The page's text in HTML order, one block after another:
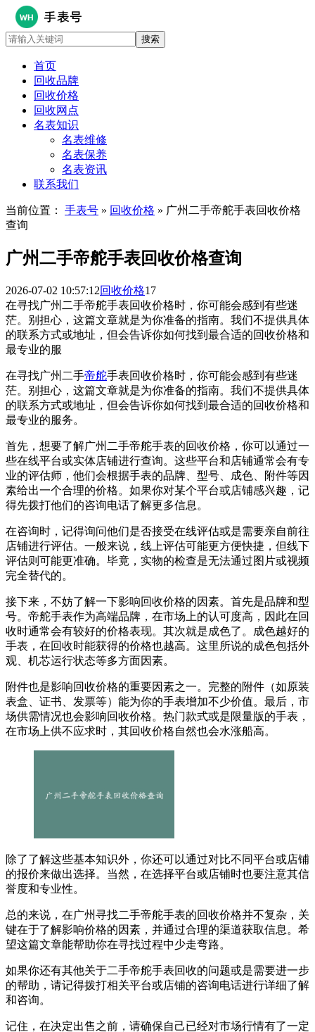
首页
回收品牌
回收价格
回收网点
名表知识
名表维修
名表保养
名表资讯
联系我们
当前位置： 手表号 » 回收价格 » 广州二手帝舵手表回收价格
查询
广州二手帝舵手表回收价格查询
2026-07-02 10:57:12回收价格17
在寻找广州二手帝舵手表回收价格时，你可能会感到有些迷
茫。别担心，这篇文章就是为你准备的指南。我们不提供具体
的联系方式或地址，但会告诉你如何找到最合适的回收价格和
最专业的服
在寻找广州二手帝舵手表回收价格时，你可能会感到有些迷
茫。别担心，这篇文章就是为你准备的指南。我们不提供具体
的联系方式或地址，但会告诉你如何找到最合适的回收价格和
最专业的服务。
首先，想要了解广州二手帝舵手表的回收价格，你可以通过一
些在线平台或实体店铺进行查询。这些平台和店铺通常会有专
业的评估师，他们会根据手表的品牌、型号、成色、附件等因
素给出一个合理的价格。如果你对某个平台或店铺感兴趣，记
得先拨打他们的咨询电话了解更多信息。
在咨询时，记得询问他们是否接受在线评估或是需要亲自前往
店铺进行评估。一般来说，线上评估可能更方便快捷，但线下
评估则可能更准确。毕竟，实物的检查是无法通过图片或视频
完全替代的。
接下来，不妨了解一下影响回收价格的因素。首先是品牌和型
号。帝舵手表作为高端品牌，在市场上的认可度高，因此在回
收时通常会有较好的价格表现。其次就是成色了。成色越好的
手表，在回收时能获得的价格也越高。这里所说的成色包括外
观、机芯运行状态等多方面因素。
附件也是影响回收价格的重要因素之一。完整的附件（如原装
表盒、证书、发票等）能为你的手表增加不少价值。最后，市
场供需情况也会影响回收价格。热门款式或是限量版的手表，
在市场上供不应求时，其回收价格自然也会水涨船高。
除了了解这些基本知识外，你还可以通过对比不同平台或店铺
的报价来做出选择。当然，在选择平台或店铺时也要注意其信
誉度和专业性。
总的来说，在广州寻找二手帝舵手表的回收价格并不复杂，关
键在于了解影响价格的因素，并通过合理的渠道获取信息。希
望这篇文章能帮助你在寻找过程中少走弯路。
如果你还有其他关于二手帝舵手表回收的问题或是需要进一步
的帮助，请记得拨打相关平台或店铺的咨询电话进行详细了解
和咨询。
记住，在决定出售之前，请确保自己已经对市场行情有了一定